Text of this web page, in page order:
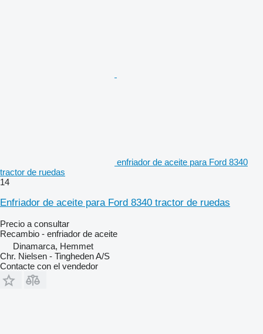
enfriador de aceite para Ford 8340
tractor de ruedas
14
Enfriador de aceite para Ford 8340 tractor de ruedas
Precio a consultar
Recambio - enfriador de aceite
Dinamarca, Hemmet
Chr. Nielsen - Tingheden A/S
Contacte con el vendedor